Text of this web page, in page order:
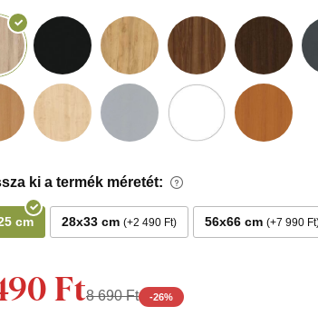
ki a termék méretét:
cm 28x33 cm +2 490 Ft 56x66 cm +7 990 Ft
Ft8 690 Ft -26%